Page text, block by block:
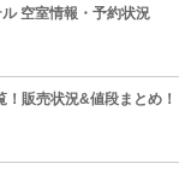
空室情報・予約状況
！販売状況&値段まとめ！